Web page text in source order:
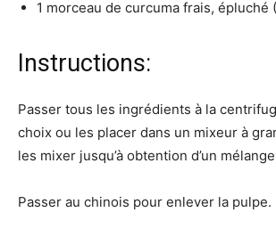
1 morceau de curcuma frais, épluché
Instructions:
Passer tous les ingrédients à la
choix ou les placer dans un mixeur à
les mixer jusqu’à obtention d’un
Passer au chinois pour enlever la pulpe.